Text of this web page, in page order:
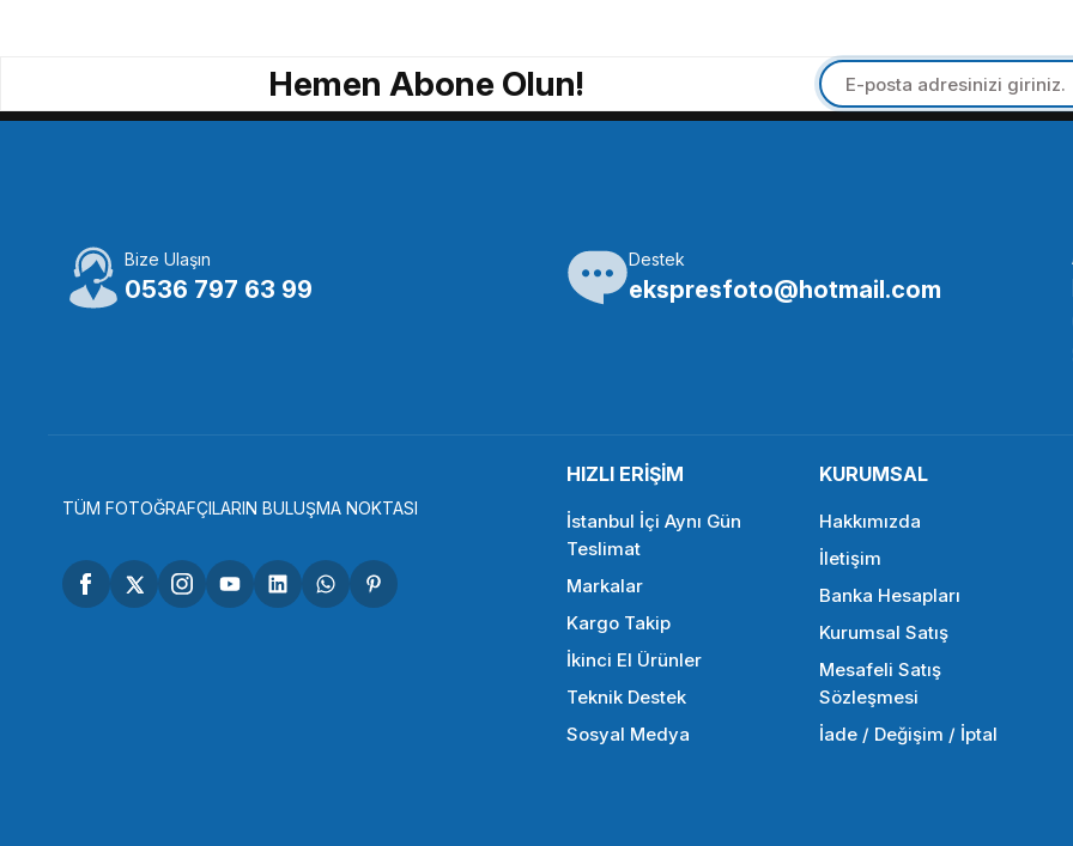
526,94 TL 218,86 TL 328,94 TL
SMALLRİG
SEPETE EKLE
SMALLRİG
OEM Marka
OEM
OEM Marka D2564 HDMI USM Kablosu Koruma Kancası 15mm Boru Çapı
SMALLRİG
SmallRig 1051 2 adet 15mm
1.098,90 TL
Hemen Abone Olun!
Bize Ulaşın
0536 797 63 99
Destek
ekspresfoto@hotmail.com
TÜM FOTOĞRAFÇILARIN BULUŞMA NOKTASI
HIZLI ERİŞİM
İstanbul İçi Aynı Gün
Teslimat
Markalar
Kargo Takip
İkinci El Ürünler
Teknik Destek
Sosyal Medya
KURUMSAL
Hakkımızda
İletişim
Banka Hesapları
Kurumsal Satış
Mesafeli Satış
Sözleşmesi
İade / Değişim / İptal